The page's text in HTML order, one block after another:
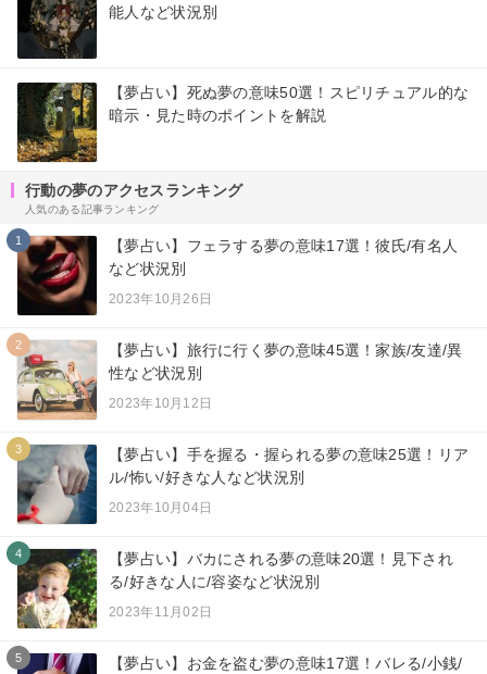
能人など状況別
【夢占い】死ぬ夢の意味50選！スピリチュアル的な
暗示・見た時のポイントを解説
行動の夢のアクセスランキング
人気のある記事ランキング
1
【夢占い】フェラする夢の意味17選！彼氏/有名人
など状況別
2023年10月26日
2
【夢占い】旅行に行く夢の意味45選！家族/友達/異
性など状況別
2023年10月12日
3
【夢占い】手を握る・握られる夢の意味25選！リア
ル/怖い/好きな人など状況別
2023年10月04日
4
【夢占い】バカにされる夢の意味20選！見下され
る/好きな人に/容姿など状況別
2023年11月02日
5
【夢占い】お金を盗む夢の意味17選！バレる/小銭/